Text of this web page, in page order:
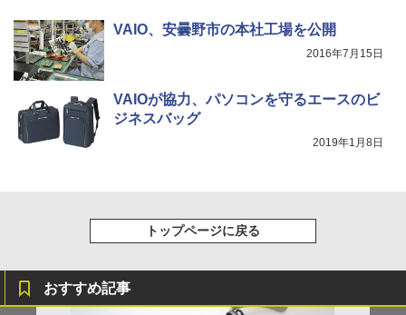
VAIO、安曇野市の本社工場を公開
2016年7月15日
VAIOが協力、パソコンを守るエースのビ
ジネスバッグ
2019年1月8日
トップページに戻る
おすすめ記事